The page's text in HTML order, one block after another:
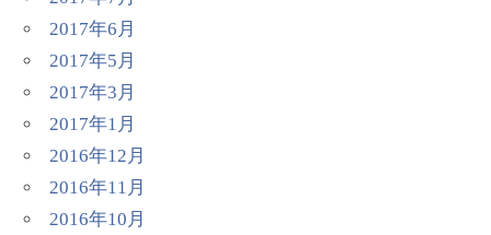
2017年6月
2017年5月
2017年3月
2017年1月
2016年12月
2016年11月
2016年10月